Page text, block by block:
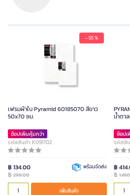
- 55 %
เฟรมผ้าใบ Pyramid 60185070 สีขาว
50x70 ซม.
ช้อปเพิ่มคุ้มกว่า
รหัสสินค้า K091102
฿ 134.00
฿ 299.00
พร้อมจัดส่ง
เพิ่มสินค้า
น้ำตา
ช้อป
รหัสสิ
฿
฿